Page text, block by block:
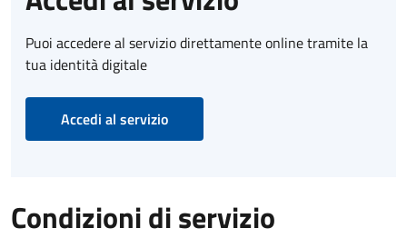
Puoi accedere al servizio direttamente online tramite la
tua identità digitale
Accedi al servizio
Condizioni di servizio